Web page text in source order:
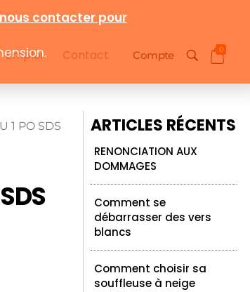
Emploi Contact Compte 0
1 PO SDS
ARTICLES RÉCENTS
RENONCIATION AUX
DOMMAGES
Comment se
débarrasser des vers
blancs
Comment choisir sa
souffleuse à neige